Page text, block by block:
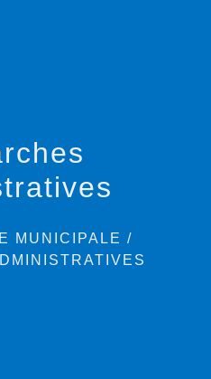
MUNICIPALE /